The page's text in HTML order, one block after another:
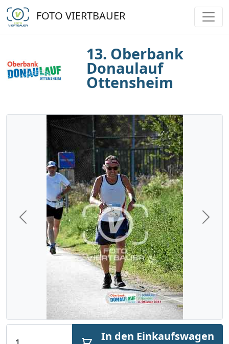
FOTO VIERTBAUER
13. Oberbank
Donaulauf
Ottensheim
Previous Next
In den Einkaufswagen